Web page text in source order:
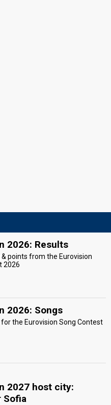
2026: Results
points from the Eurovision
2026
2026: Songs
the Eurovision Song Contest
2027 host city:
Sofia